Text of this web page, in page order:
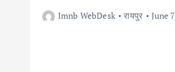
Imnb WebDesk रायपुर June